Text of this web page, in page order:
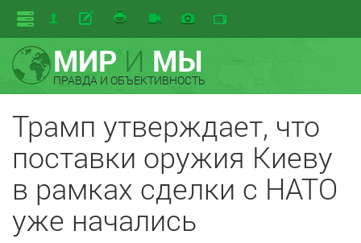
МИРИ МЫ
ПРАВДА И ОБЪЕКТИВНОСТЬ
Трамп утверждает, что
поставки оружия Киеву
в рамках сделки с НАТО
уже начались